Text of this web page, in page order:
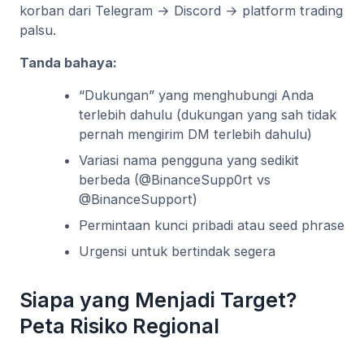
korban dari Telegram → Discord → platform trading
palsu.
Tanda bahaya:
“Dukungan” yang menghubungi Anda
terlebih dahulu (dukungan yang sah tidak
pernah mengirim DM terlebih dahulu)
Variasi nama pengguna yang sedikit
berbeda (@BinanceSupp0rt vs
@BinanceSupport)
Permintaan kunci pribadi atau seed phrase
Urgensi untuk bertindak segera
Siapa yang Menjadi Target?
Peta Risiko Regional